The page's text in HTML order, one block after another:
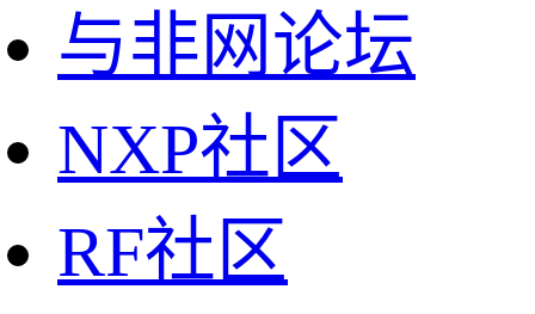
与非网论坛
NXP社区
RF社区